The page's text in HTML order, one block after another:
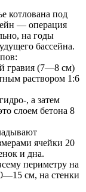
котлована под
— операция
на годы
бассейна.
гравия (7—8 см)
раствором 1:6
, а затем
слоем бетона 8
ячейки 20
и дна.
периметру на
см, на стенки